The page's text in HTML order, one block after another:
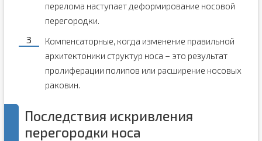
перелома наступает деформирование носовой
перегородки.
Компенсаторные, когда изменение правильной
архитектоники структур носа – это результат
пролиферации полипов или расширение носовых
раковин.
Последствия искривления
перегородки носа